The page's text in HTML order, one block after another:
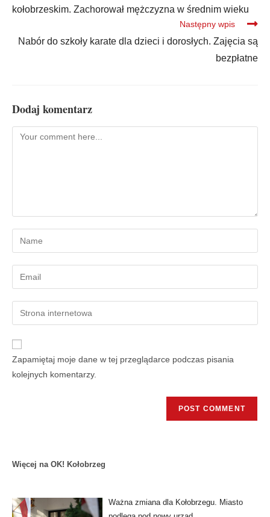
kołobrzeskim. Zachorował mężczyzna w średnim wieku
Następny wpis
Nabór do szkoły karate dla dzieci i dorosłych. Zajęcia są
bezpłatne
Dodaj komentarz
Zapamiętaj moje dane w tej przeglądarce podczas pisania
kolejnych komentarzy.
Więcej na OK! Kołobrzeg
Ważna zmiana dla Kołobrzegu. Miasto